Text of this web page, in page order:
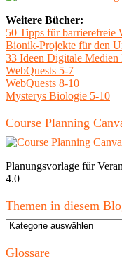
Weitere Bücher:
50 Tipps für barrierefreie
Bionik-Projekte für den
33 Ideen Digitale
WebQuests 5-7
WebQuests 8-10
Mysterys Biologie 5-10
Course Planning
Planungsvorlage für
4.0
Themen in diesem
Themen
diesem
Glossare